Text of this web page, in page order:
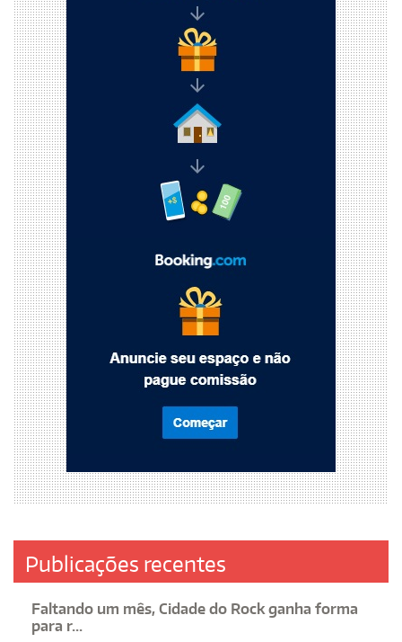
Publicações recentes
Faltando um mês, Cidade do Rock ganha forma
para r...